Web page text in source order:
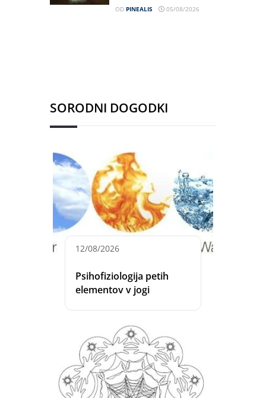
OD PINEALIS 05/08/2026
SORODNI DOGODKI
12/08/2026
Psihofiziologija petih
elementov v jogi